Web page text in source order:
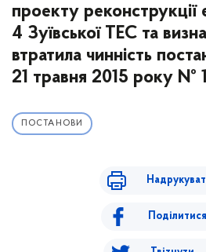
проекту
4 Зуївської ТЕС та
втратила чинність
21 травня 2015 року №
ПОСТАНОВИ
Поділитися